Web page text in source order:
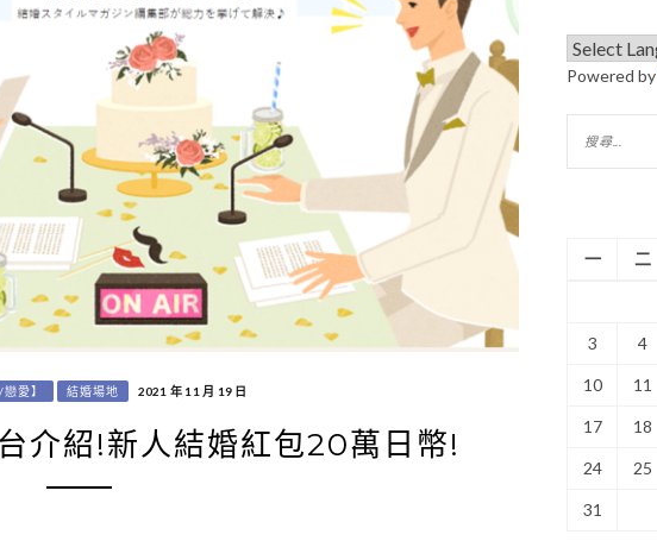
愛】 結婚場地 2021 年 11 月 19 日
介紹!新人結婚紅包20萬日幣!
Powered by
一
二
3 4
10 11
17 18
24 25
31